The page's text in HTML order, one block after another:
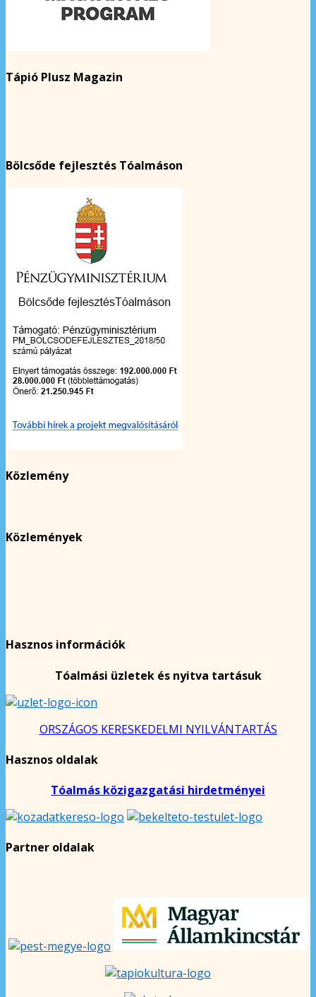
Tápió Plusz Magazin
Bölcsőde fejlesztés Tóalmáson
Közlemény
Közlemények
Hasznos információk
Tóalmási üzletek és nyitva tartásuk
ORSZÁGOS KERESKEDELMI NYILVÁNTARTÁS
Hasznos oldalak
Tóalmás közigazgatási hirdetményei
Partner oldalak